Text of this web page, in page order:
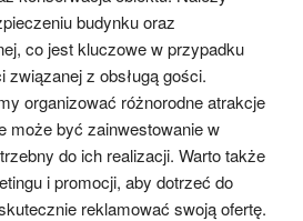
budynku oraz
co jest kluczowe w przypadku
związanej z obsługą gości.
organizować różnorodne atrakcje
może być zainwestowanie w
do ich realizacji. Warto także
i promocji, aby dotrzeć do
reklamować swoją ofertę.